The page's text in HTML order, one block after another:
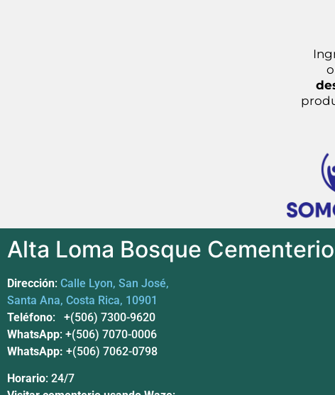
Alta Loma Bosque Cementerio
Dirección: Calle Lyon, San José,
Santa Ana, Costa Rica, 10901
Teléfono: +(506) 7300-9620
WhatsApp: +(506) 7070-0006
WhatsApp: +(506) 7062-0798
Horario: 24/7